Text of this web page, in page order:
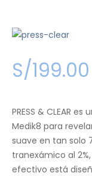
S/199.00
PRESS & CLEAR
Medik8 para
suave en tan solo
tranexámico al
efectivo está